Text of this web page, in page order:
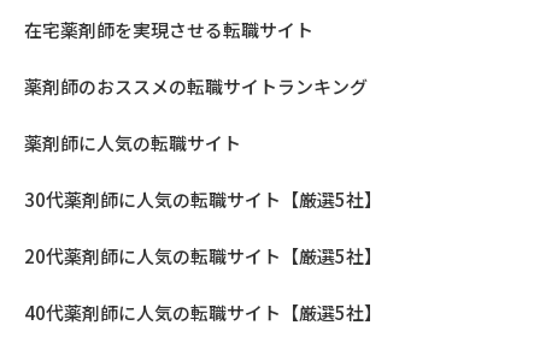
在宅薬剤師を実現させる転職サイト
薬剤師のおススメの転職サイトランキング
薬剤師に人気の転職サイト
30代薬剤師に人気の転職サイト【厳選5社】
20代薬剤師に人気の転職サイト【厳選5社】
40代薬剤師に人気の転職サイト【厳選5社】